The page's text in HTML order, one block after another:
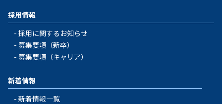
採用情報
採用に関するお知らせ
募集要項（新卒）
募集要項（キャリア）
新着情報
新着情報一覧